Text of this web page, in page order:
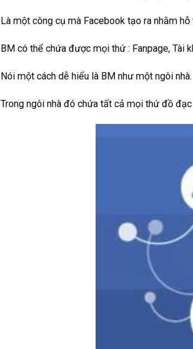
Là một công cụ mà Facebook tạo ra nhằm
BM có thể chứa được mọi thứ : Fanpage, Tài
Nói một cách dễ hiểu là BM như một ngôi nhà.
Trong ngôi nhà đó chứa tất cả mọi thứ đồ